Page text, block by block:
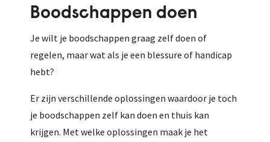
Boodschappen doen
Je wilt je boodschappen graag zelf doen of
regelen, maar wat als je een blessure of handicap
hebt?
Er zijn verschillende oplossingen waardoor je toch
je boodschappen zelf kan doen en thuis kan
krijgen. Met welke oplossingen maak je het